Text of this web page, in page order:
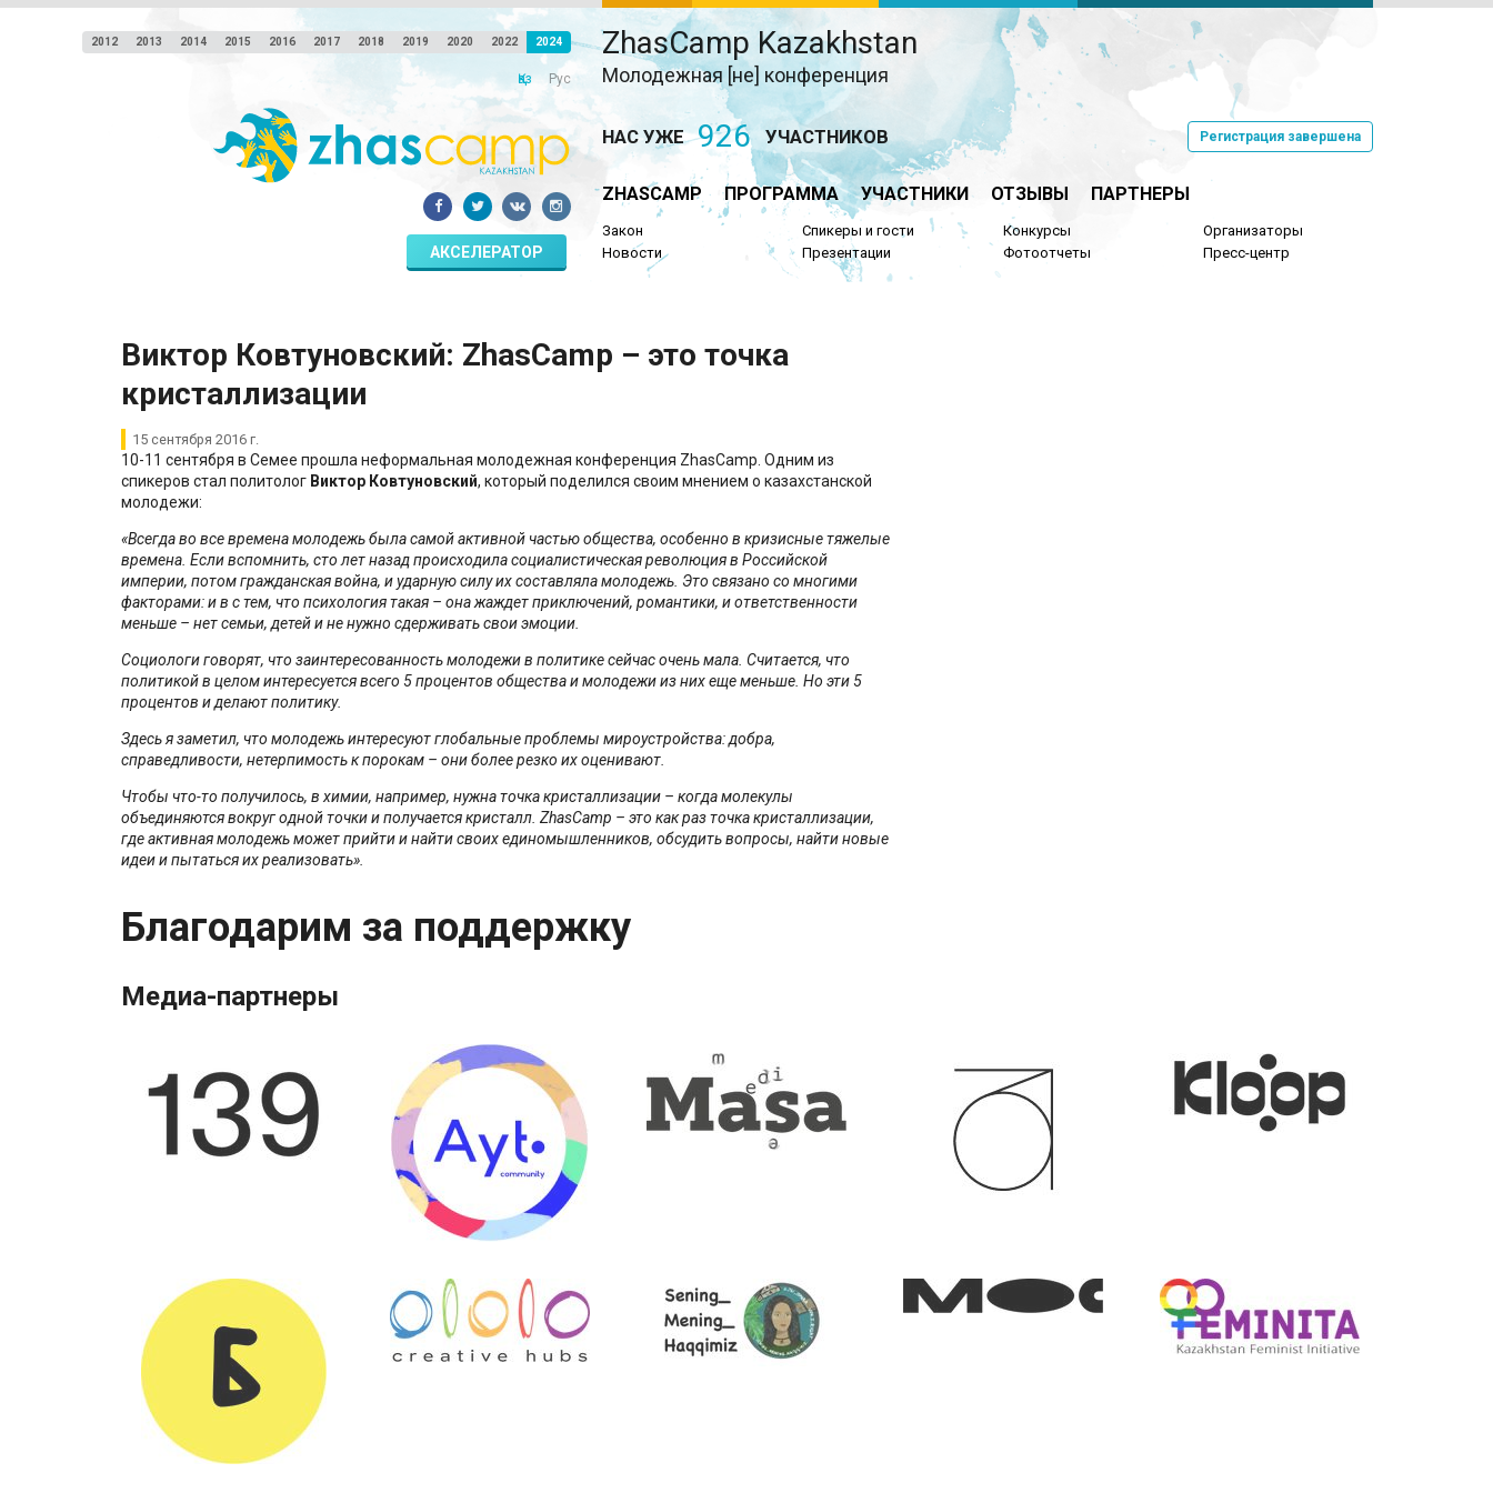
2012 2013 2014 2015 2016 2017 2018 2019 2020 2022 2024
Қаз Рус
ZhasCamp Kazakhstan
Молодежная [не] конференция
АКСЕЛЕРАТОР
НАС УЖЕ 926 УЧАСТНИКОВ Регистрация завершена
ZHASCAMP ПРОГРАММА УЧАСТНИКИ ОТЗЫВЫ ПАРТНЕРЫ
Закон
Новости
Спикеры и гости
Презентации
Конкурсы
Фотоотчеты
Организаторы
Пресс-центр
Виктор Ковтуновский: ZhasCamp – это точка
кристаллизации
15 сентября 2016 г.
10-11 сентября в Семее прошла неформальная молодежная конференция ZhasCamp. Одним из
спикеров стал политолог Виктор Ковтуновский, который поделился своим мнением о казахстанской
молодежи:
«Всегда во все времена молодежь была самой активной частью общества, особенно в кризисные тяжелые
времена. Если вспомнить, сто лет назад происходила социалистическая революция в Российской
империи, потом гражданская война, и ударную силу их составляла молодежь. Это связано со многими
факторами: и в с тем, что психология такая – она жаждет приключений, романтики, и ответственности
меньше – нет семьи, детей и не нужно сдерживать свои эмоции.
Социологи говорят, что заинтересованность молодежи в политике сейчас очень мала. Считается, что
политикой в целом интересуется всего 5 процентов общества и молодежи из них еще меньше. Но эти 5
процентов и делают политику.
Здесь я заметил, что молодежь интересуют глобальные проблемы мироустройства: добра,
справедливости, нетерпимость к порокам – они более резко их оценивают.
Чтобы что-то получилось, в химии, например, нужна точка кристаллизации – когда молекулы
объединяются вокруг одной точки и получается кристалл. ZhasCamp – это как раз точка кристаллизации,
где активная молодежь может прийти и найти своих единомышленников, обсудить вопросы, найти новые
идеи и пытаться их реализовать».
Благодарим за поддержку
Медиа-партнеры